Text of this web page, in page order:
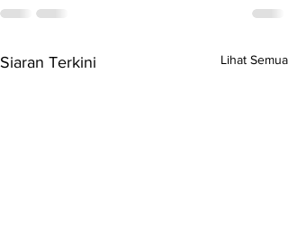
Siaran Terkini Lihat Semua